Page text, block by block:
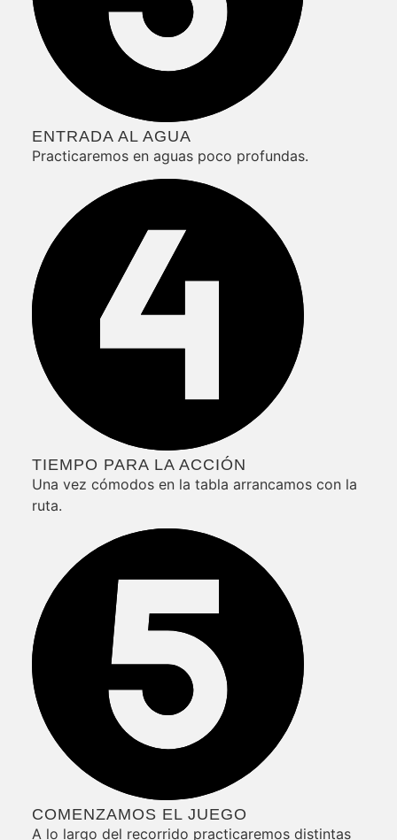
ENTRADA AL AGUA
Practicaremos en aguas poco profundas.
TIEMPO PARA LA ACCIÓN
Una vez cómodos en la tabla arrancamos con la
ruta.
COMENZAMOS EL JUEGO
A lo largo del recorrido practicaremos distintas